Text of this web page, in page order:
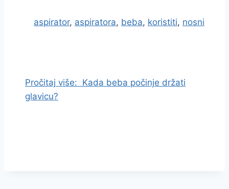
aspirator, aspiratora, beba, koristiti, nosni
Pročitaj više: Kada beba počinje držati
glavicu?